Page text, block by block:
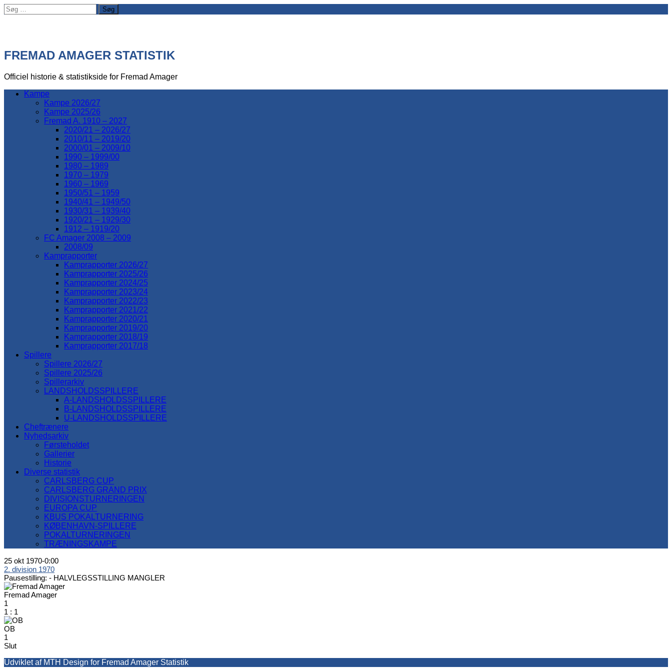
Søg
efter:
FREMAD AMAGER STATISTIK
Officiel historie & statistikside for Fremad Amager
Kampe
Kampe 2026/27
Kampe 2025/26
Fremad A. 1910 – 2027
2020/21 – 2026/27
2010/11 – 2019/20
2000/01 – 2009/10
1990 – 1999/00
1980 – 1989
1970 – 1979
1960 – 1969
1950/51 – 1959
1940/41 – 1949/50
1930/31 – 1939/40
1920/21 – 1929/30
1912 – 1919/20
FC Amager 2008 – 2009
2008/09
Kamprapporter
Kamprapporter 2026/27
Kamprapporter 2025/26
Kamprapporter 2024/25
Kamprapporter 2023/24
Kamprapporter 2022/23
Kamprapporter 2021/22
Kamprapporter 2020/21
Kamprapporter 2019/20
Kamprapporter 2018/19
Kamprapporter 2017/18
Spillere
Spillere 2026/27
Spillere 2025/26
Spillerarkiv
LANDSHOLDSSPILLERE
A-LANDSHOLDSSPILLERE
B-LANDSHOLDSSPILLERE
U-LANDSHOLDSSPILLERE
Cheftrænere
Nyhedsarkiv
Førsteholdet
Gallerier
Historie
Diverse statistik
CARLSBERG CUP
CARLSBERG GRAND PRIX
DIVISIONSTURNERINGEN
EUROPA CUP
KBUS POKALTURNERING
KØBENHAVN-SPILLERE
POKALTURNERINGEN
TRÆNINGSKAMPE
25 okt 1970-0:00
2. division 1970
Pausestilling: - HALVLEGSSTILLING MANGLER
Fremad Amager
1
1 : 1
OB
1
Slut
Udviklet af MTH Design for Fremad Amager Statistik